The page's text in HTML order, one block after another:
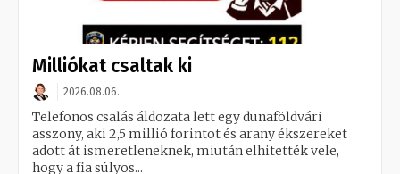
Milliókat csaltak ki
2026.08.06.
Telefonos csalás áldozata lett egy dunaföldvári
asszony, aki 2,5 millió forintot és arany ékszereket
adott át ismeretleneknek, miután elhitették vele,
hogy a fia súlyos...